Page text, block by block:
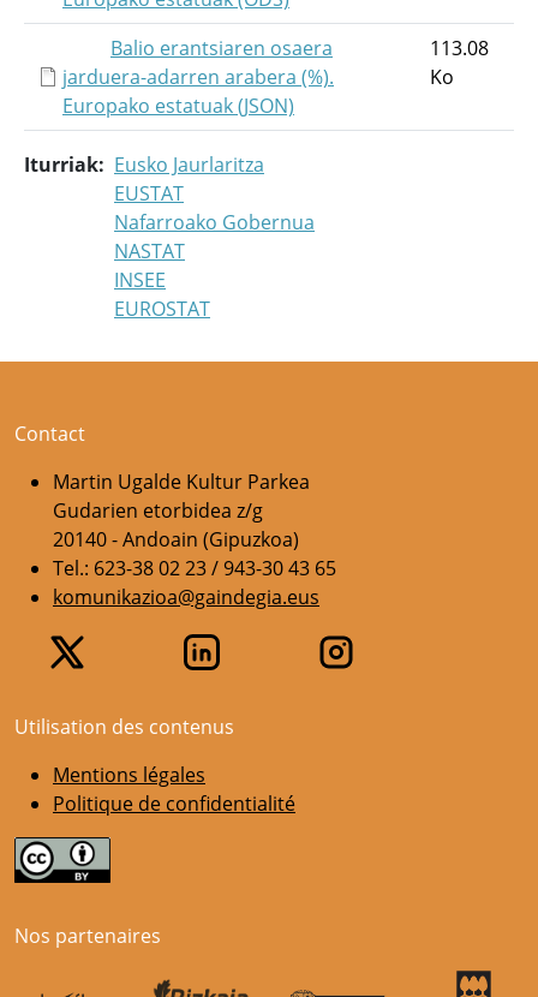
Balio erantsiaren osaera
jarduera-adarren arabera (%).
Europako estatuak (JSON)
113.08
Ko
Iturriak
Eusko Jaurlaritza
EUSTAT
Nafarroako Gobernua
NASTAT
INSEE
EUROSTAT
Contact
Martin Ugalde Kultur Parkea
Gudarien etorbidea z/g
20140 - Andoain (Gipuzkoa)
Tel.: 623-38 02 23 / 943-30 43 65
komunikazioa@gaindegia.eus
Utilisation des contenus
Mentions légales
Politique de confidentialité
Nos partenaires